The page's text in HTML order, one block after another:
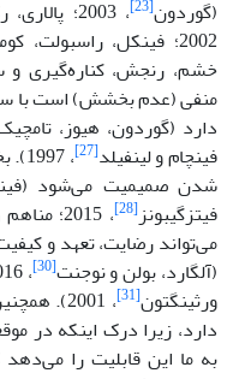
(گوردون[23] ، 2003؛ پالاری، رگالیا، و فینچام
2002؛ فینکل، راسبولت، کوماشیرو و هانون
خشم، رنجش،
منفی (عدم بخشش) است با
دارد (گوردون، هیوز،
فینچام و لینفیلد[27]
،
فیتزگیبونز[28] ، 2015؛ مناهم و لاو
می‌تواند رضایت، تعهد و
(آلگارد، بولن و نوجنت[30]
ورثینگتون[31]
، 2001).
دارد، زیرا درک اینکه در
به ما این قابلیت را